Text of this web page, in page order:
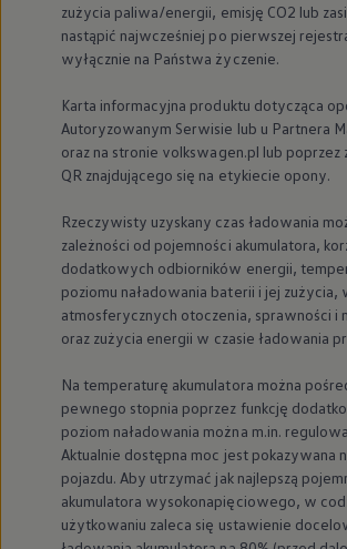
zużycia paliwa/energii, emisję CO2 lub
nastąpić najwcześniej po pierwszej
wyłącznie na Państwa życzenie.
Karta informacyjna produktu dotycząca
Autoryzowanym Serwisie lub u Partnera
oraz na stronie volkswagen.pl lub poprzez
QR znajdującego się na etykiecie opony.
Rzeczywisty uzyskany czas ładowania
zależności od pojemności akumulatora,
dodatkowych odbiorników energii,
poziomu naładowania baterii i jej zużycia,
atmosferycznych otoczenia, sprawności i
oraz zużycia energii w czasie ładowania
Na temperaturę akumulatora można
pewnego stopnia poprzez funkcję
poziom naładowania można m.in.
Aktualnie dostępna moc jest pokazywana
pojazdu. Aby utrzymać jak najlepszą
akumulatora wysokonapięciowego, w
użytkowaniu zaleca się ustawienie